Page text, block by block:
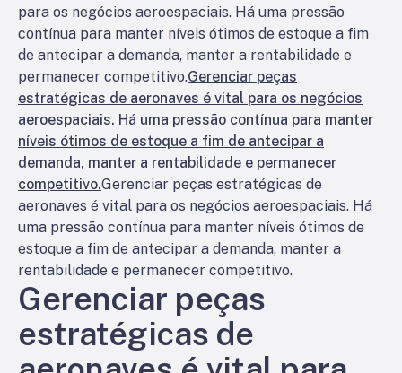
para os negócios aeroespaciais. Há uma pressão
contínua para manter níveis ótimos de estoque a fim
de antecipar a demanda, manter a rentabilidade e
permanecer competitivo.Gerenciar peças
estratégicas de aeronaves é vital para os negócios
aeroespaciais. Há uma pressão contínua para manter
níveis ótimos de estoque a fim de antecipar a
demanda, manter a rentabilidade e permanecer
competitivo.Gerenciar peças estratégicas de
aeronaves é vital para os negócios aeroespaciais. Há
uma pressão contínua para manter níveis ótimos de
estoque a fim de antecipar a demanda, manter a
rentabilidade e permanecer competitivo.
Gerenciar peças
estratégicas de